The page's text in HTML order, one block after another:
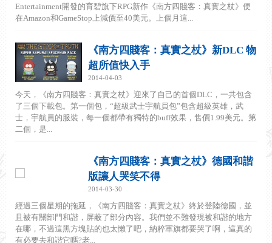
Entertainment開發的育碧旗下RPG新作《南方四賤客：真實之杖》便
在Amazon和GameStop上減價至40美元。上個月這...
《南方四賤客：真實之杖》新DLC 物
超所值快入手
2014-04-03
今天，《南方四賤客：真實之杖》迎來了自己的首個DLC，一共包含
了三個下載包。第一個包，“超級武士宇航員包”包含超級英雄，武
士，宇航員的服裝，每一個都帶有獨特的buff效果，售價1.99美元。第
二個，是...
《南方四賤客：真實之杖》德國和諧
版讓人哭笑不得
2014-03-30
經過三個星期的拖延，《南方四賤客：真實之杖》終於登陸德國，並
且被有關部門和諧，屏蔽了部分內容。我們並不難發現被和諧的地方
在哪，不過這黑方塊貼的也太懶了吧，納粹軍旗都要哭了啊，這真的
有必要去和諧它嗎?老...